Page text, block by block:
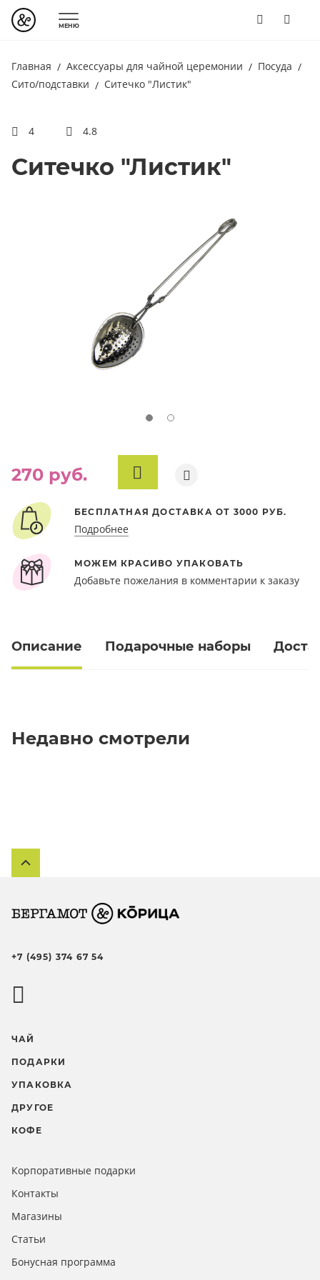
МЕНЮ
Главная Аксессуары для чайной церемонии
Посуда
Сито/подставки
Ситечко "Листик"
4 4.8
Ситечко "Листик"
270 руб.
БЕСПЛАТНАЯ ДОСТАВКА ОТ 3000 РУБ.
Подробнее
МОЖЕМ КРАСИВО УПАКОВАТЬ
Добавьте пожелания в комментарии к заказу
Описание Подарочные наборы
Недавно смотрели
+7 (495) 374 67 54
ЧАЙ
ПОДАРКИ
УПАКОВКА
ДРУГОЕ
КОФЕ
Корпоративные подарки
Контакты
Магазины
Статьи
Бонусная программа